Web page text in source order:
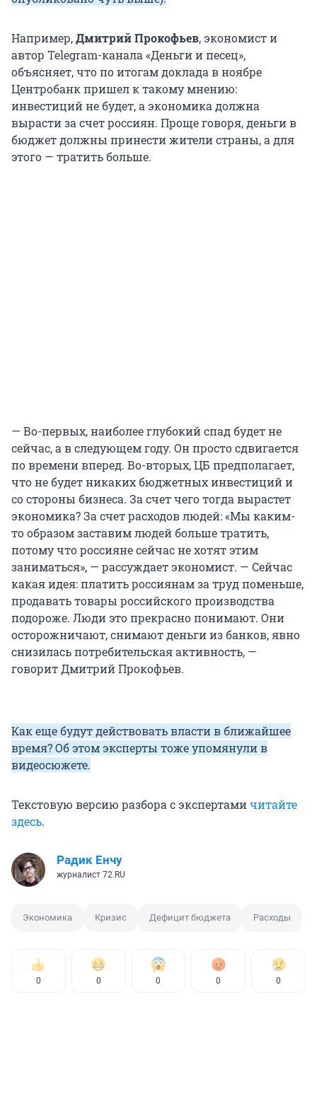
Например,Дмитрий Прокофьев, экономист и
автор Telegram-канала «Деньги и песец»,
объясняет, что по итогам доклада в ноябре
Центробанк пришел к такому мнению:
инвестиций не будет, а экономика должна
вырасти за счет россиян. Проще говоря, деньги в
бюджет должны принести жители страны, а для
этого — тратить больше.
— Во-первых, наиболее глубокий спад будет не
сейчас, а в следующем году. Он просто сдвигается
по времени вперед. Во-вторых, ЦБ предполагает,
что не будет никаких бюджетных инвестиций и
со стороны бизнеса. За счет чего тогда вырастет
экономика? За счет расходов людей: «Мы каким-
то образом заставим людей больше тратить,
потому что россияне сейчас не хотят этим
заниматься», — рассуждает экономист. — Сейчас
какая идея: платить россиянам за труд поменьше,
продавать товары российского производства
подороже. Люди это прекрасно понимают. Они
осторожничают, снимают деньги из банков, явно
снизилась потребительская активность, —
говорит Дмитрий Прокофьев.
Как еще будут действовать власти в ближайшее
время? Об этом эксперты тоже упомянули в
видеосюжете.
Текстовую версию разбора с экспертамичитайте
здесь.
Радик Енчу
журналист 72.RU
Экономика Кризис Дефицит бюджета Расходы
0 0 0 0 0